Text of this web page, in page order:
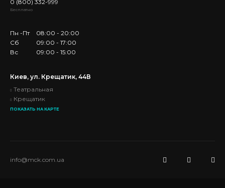
0 (800) 332-999
Бесплатно
Пн -Пт
08:00 - 20:00
Сб
09:00 - 17:00
Вс
09:00 - 15:00
Киев, ул. Крещатик, 44В
Театральная
Крещатик
ПОКАЗАТЬ НА КАРТЕ
info@mck.com.ua